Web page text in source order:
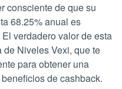
consciente de que su
68.25% anual es
verdadero valor de esta
de Niveles Vexi, que te
para obtener una
de cashback.